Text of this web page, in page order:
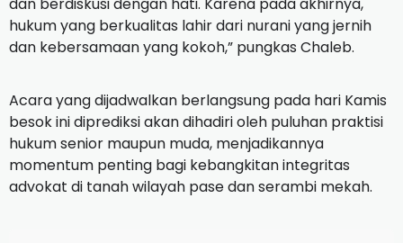
hukum yang berkualitas lahir dari nurani yang jernih
dan kebersamaan yang kokoh,” pungkas Chaleb.
​Acara yang dijadwalkan berlangsung pada hari Kamis
besok ini diprediksi akan dihadiri oleh puluhan praktisi
hukum senior maupun muda, menjadikannya
momentum penting bagi kebangkitan integritas
advokat di tanah wilayah pase dan serambi mekah.